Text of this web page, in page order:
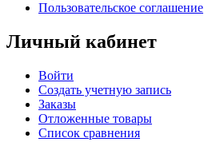
Пользовательское соглашение
Личный кабинет
Войти
Создать учетную запись
Заказы
Отложенные товары
Список сравнения